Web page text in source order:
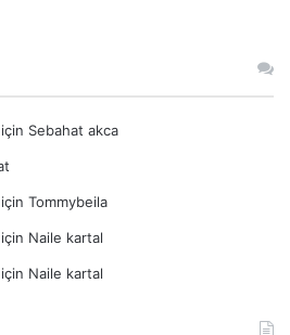
için Sebahat akca
için Tommybeila
için Naile kartal
için Naile kartal